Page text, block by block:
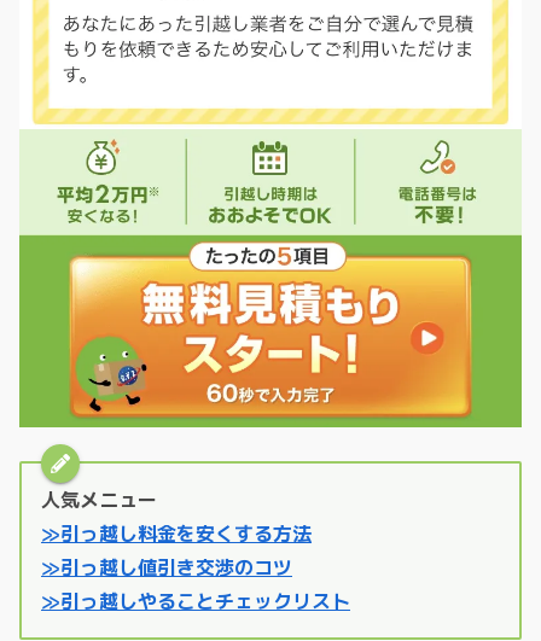
人気メニュー
≫引っ越し料金を安くする方法
≫引っ越し値引き交渉のコツ
≫引っ越しやることチェックリスト